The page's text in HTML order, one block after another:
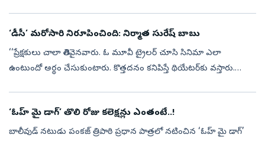
‘డీసీ’ మరోసారి నిరూపించింది: నిర్మాత సురేష్‌ బాబు
‘‘ప్రేక్షకులు చాలా తెలివైనవారు. ఓ మూవీ ట్రైలర్‌ చూసి సినిమా ఎలా
ఉంటుందో అర్థం చేసుకుంటారు. కొత్తదనం కనిపిస్తే థియేటర్‌కు వస్తారు.
‘ఓహ్‌ మై డాగ్‌’ తొలి రోజు కలెక్షన్లు ఎంతంటే..!
బాలీవుడ్‌ నటుడు పంకజ్‌ త్రిపాఠి ప్రధాన పాత్రలో నటించిన ‘ఓహ్‌ మై డాగ్‌’